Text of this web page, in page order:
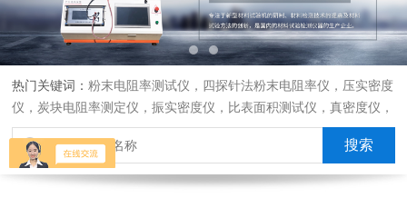
热门关键词：粉末电阻率测试仪，四探针法粉末电阻率仪，压实密度
仪，炭块电阻率测定仪，振实密度仪，比表面积测试仪，真密度仪，
炭块热膨胀仪，炭块透气率仪，炭块二氧化碳反应测定仪